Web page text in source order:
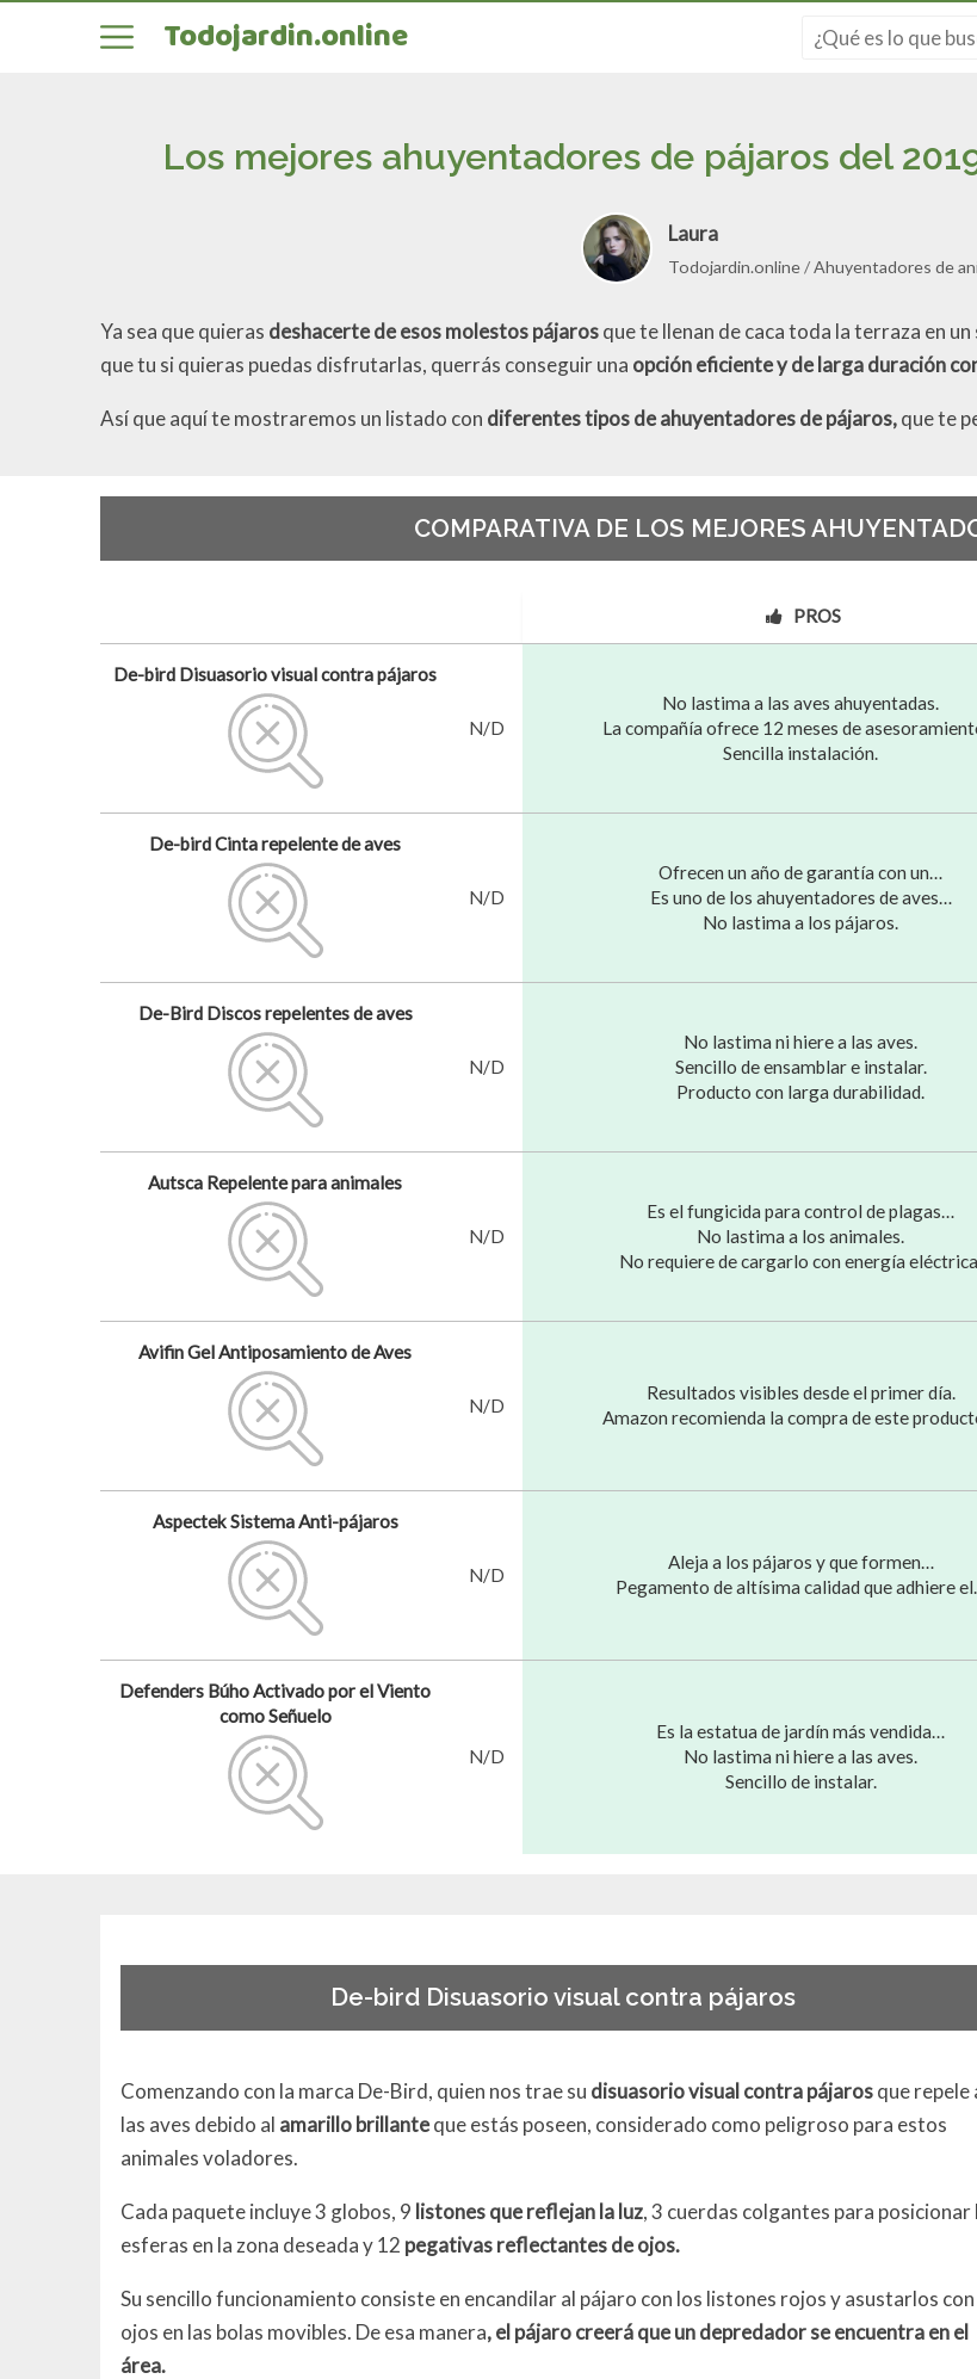
Todojardin.online
Los mejores ahuyentadores de pájaros del
Laura
Todojardin.online Ahuyentadores de
Ya sea que quieras deshacerte de esos molestos pájarosque te llenan de caca toda la terraza en
que tu si quieras puedas disfrutarlas, querrás conseguir una opción eficiente y de larga duración
Así que aquí te mostraremos un listado con diferentes tipos de ahuyentadores de pájaros,que te
COMPARATIVA DE LOS MEJORES
PROS
De-bird Disuasorio visual contra pájaros
N/D
No lastima a las aves ahuyentadas.
La compañía ofrece 12 meses de
Sencilla instalación.
De-bird Cinta repelente de aves
N/D
Ofrecen un año de garantía con un…
Es uno de los ahuyentadores de aves…
No lastima a los pájaros.
De-Bird Discos repelentes de aves
N/D
No lastima ni hiere a las aves.
Sencillo de ensamblar e instalar.
Producto con larga durabilidad.
Autsca Repelente para animales
N/D
Es el fungicida para control de plagas…
No lastima a los animales.
No requiere de cargarlo con energía
Avifin Gel Antiposamiento de Aves
N/D
Resultados visibles desde el primer día.
Amazon recomienda la compra de este
Aspectek Sistema Anti-pájaros
N/D
Aleja a los pájaros y que formen…
Pegamento de altísima calidad que adhiere
Defenders Búho Activado por el Viento
como Señuelo
N/D
Es la estatua de jardín más vendida…
No lastima ni hiere a las aves.
Sencillo de instalar.
De-bird Disuasorio visual contra pájaros
Comenzando con la marca De-Bird, quien nos trae su disuasorio visual contra pájarosque repele
las aves debido al amarillo brillanteque estás poseen, considerado como peligroso para estos
animales voladores.
Cada paquete incluye 3 globos, 9 listones que reflejan la luz, 3 cuerdas colgantes para posicionar
esferas en la zona deseada y 12 pegativas reflectantes de ojos.
Su sencillo funcionamiento consiste en encandilar al pájaro con los listones rojos y asustarlos
ojos en las bolas movibles. De esa manera, el pájaro creerá que un depredador se encuentra en el
área.